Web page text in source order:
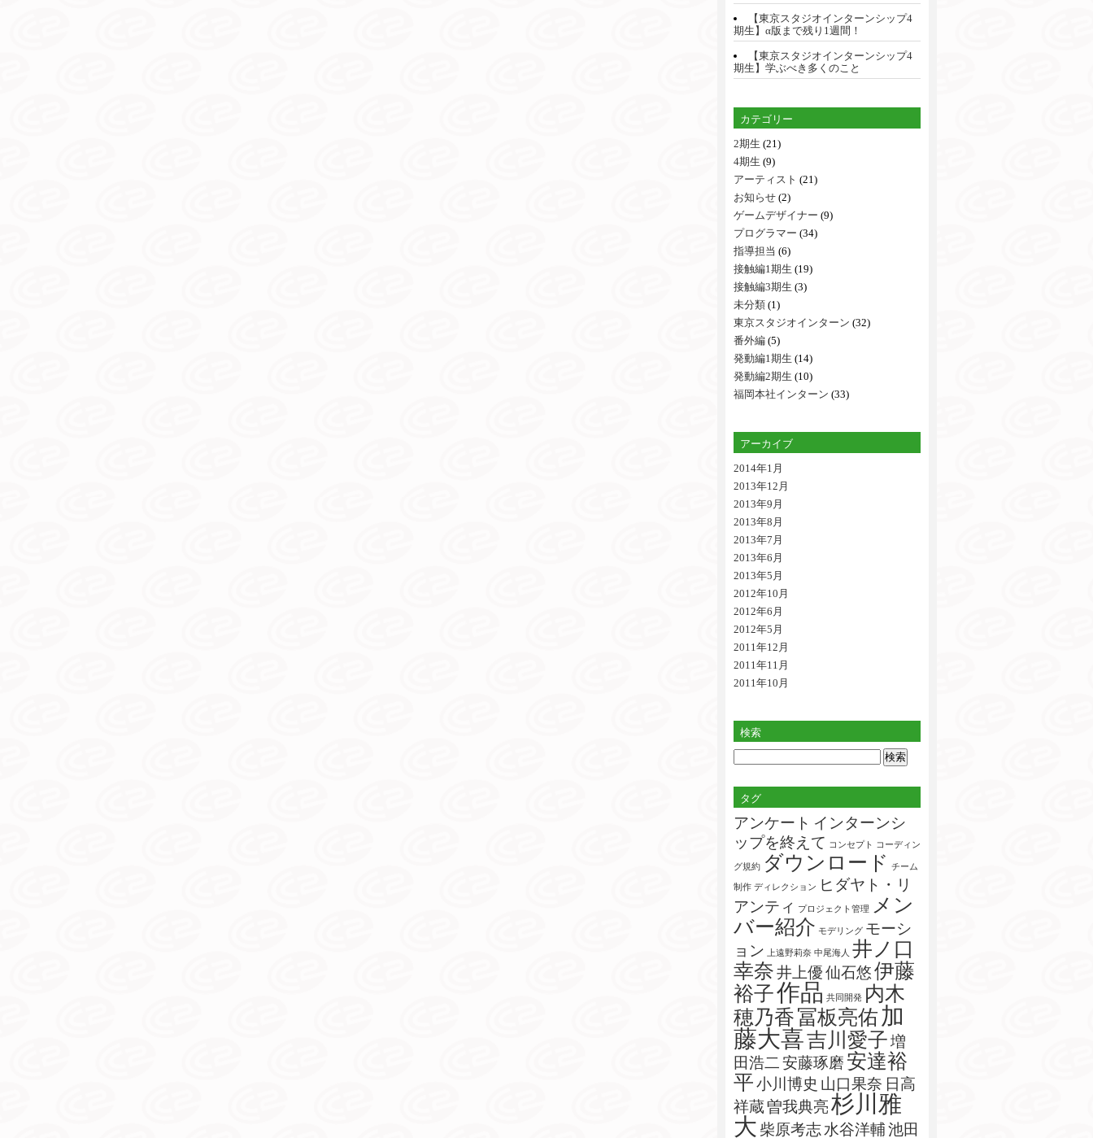
【東京スタジオインターンシップ4
期生】α版まで残り1週間！
【東京スタジオインターンシップ4
期生】学ぶべき多くのこと
カテゴリー
2期生 (21)
4期生 (9)
アーティスト (21)
お知らせ (2)
ゲームデザイナー (9)
プログラマー (34)
指導担当 (6)
接触編1期生 (19)
接触編3期生 (3)
未分類 (1)
東京スタジオインターン (32)
番外編 (5)
発動編1期生 (14)
発動編2期生 (10)
福岡本社インターン (33)
アーカイブ
2014年1月
2013年12月
2013年9月
2013年8月
2013年7月
2013年6月
2013年5月
2012年10月
2012年6月
2012年5月
2011年12月
2011年11月
2011年10月
検索
タグ
アンケート インターンシ
ップを終えて
コンセプト コーディン
グ規約 ダウンロード チーム
制作 ディレクション
ヒダヤト・リ
アンティ
プロジェクト管理
メン
バー紹介 モデリング モーシ
ョン
上遠野莉奈 中尾海人 井ノ口
幸奈井上優仙石悠伊藤
裕子作品 共同開発 内木
穂乃香冨板亮佑 加
藤大喜吉川愛子増
田浩二安藤琢磨 安達裕
平小川博史 山口果奈 日高
祥蔵曽我典亮杉川雅
大 柴原考志水谷洋輔池田